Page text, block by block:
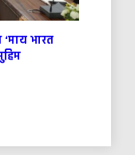
भारत